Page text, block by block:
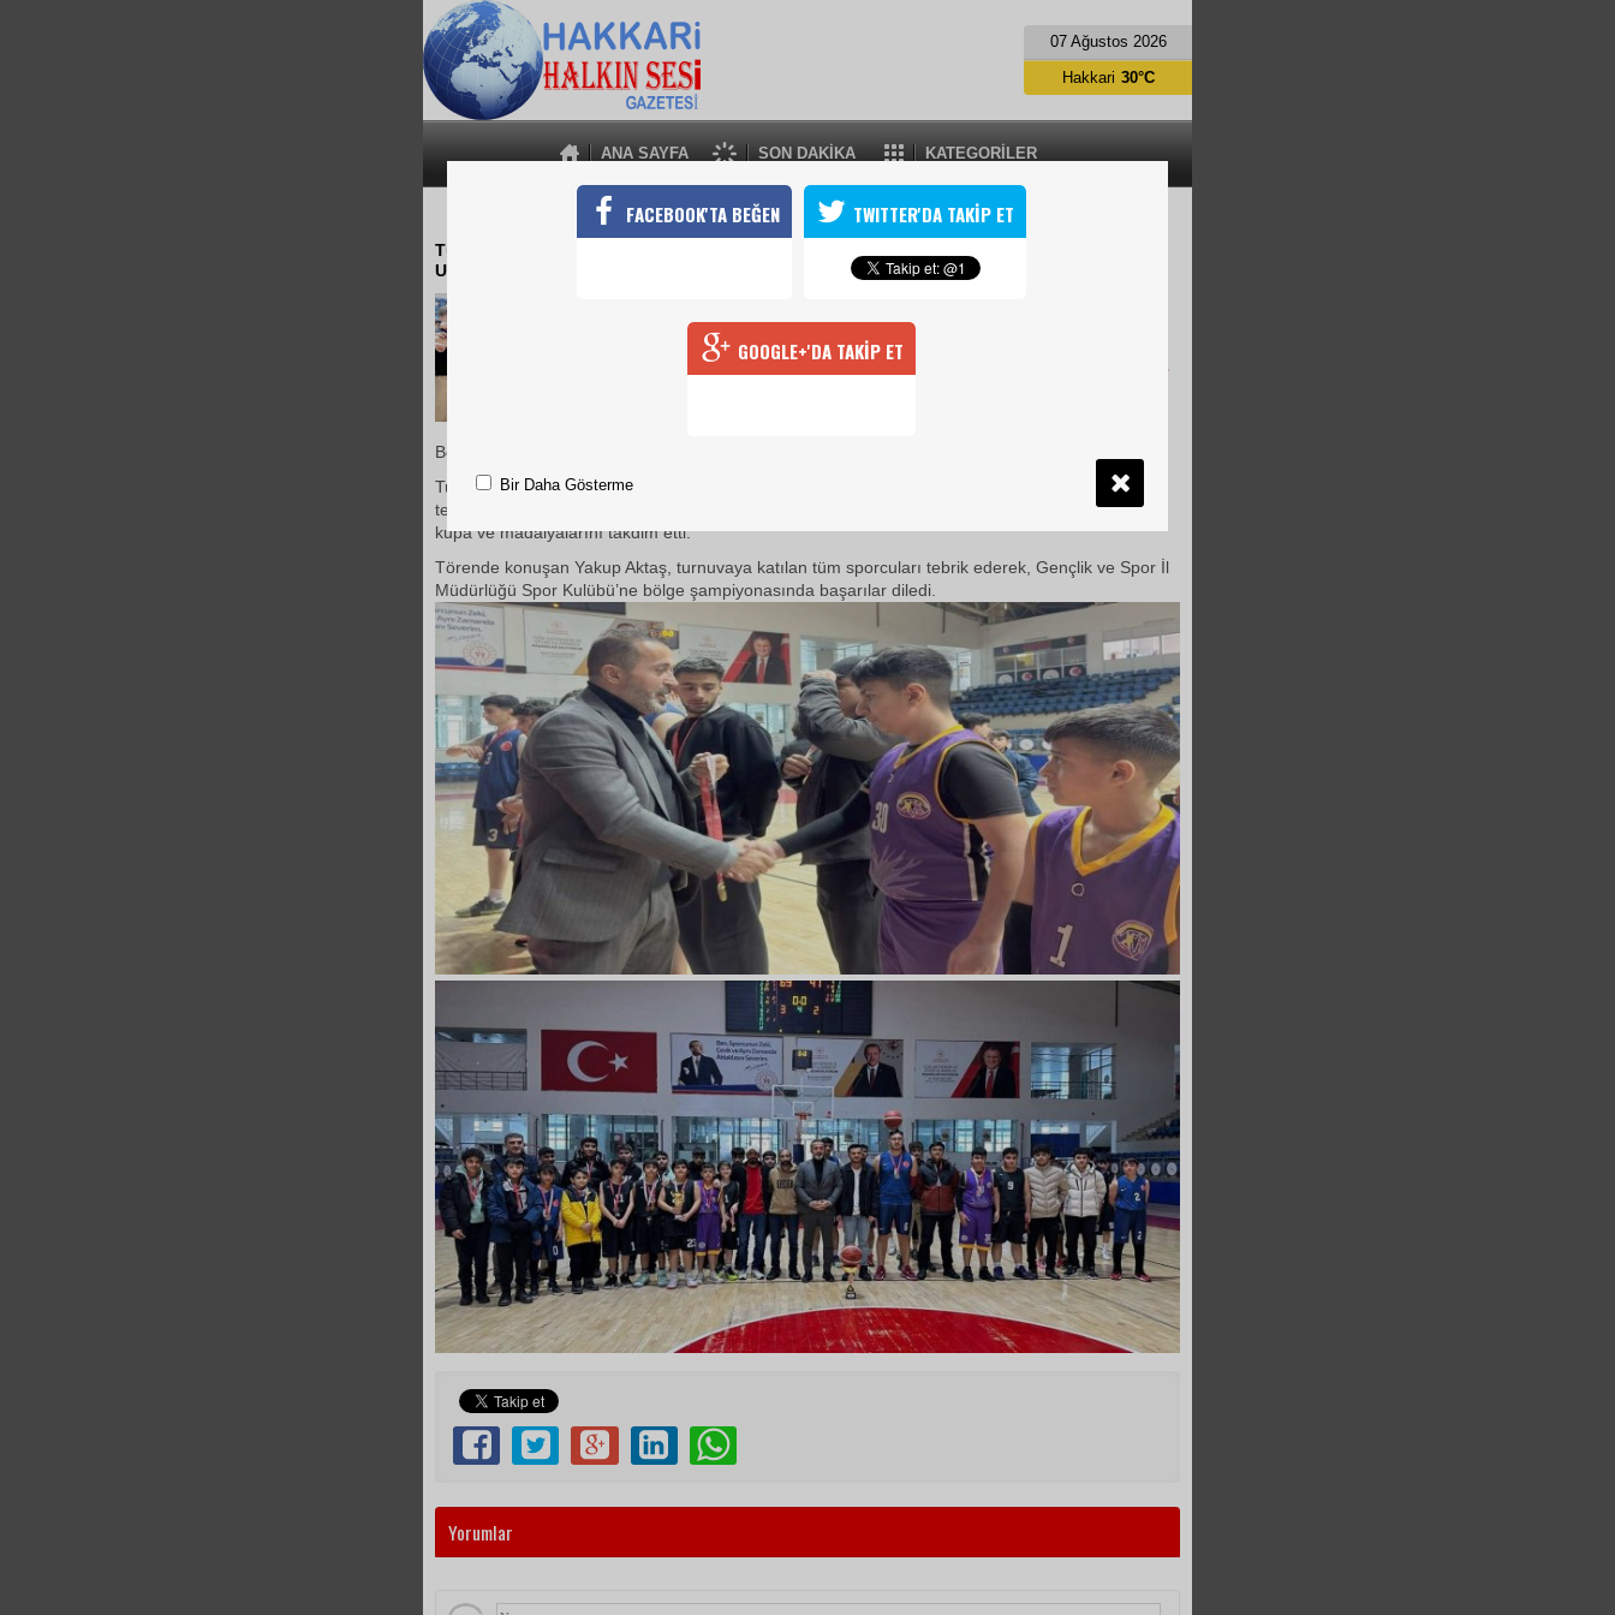
07 Ağustos 2026
ANA SAYFA SON DAKİKA KATEGORİLER
Hakkari 30°C
HAKKARİ U18 ERKEKLER BASKETBOL İL ŞAMPİYONU BELLİ OLDU
Türkiye Basketbol Federasyonu’nun altyapı faaliyetleri kapsamında düzenlenen Hakkari
U18 Erkekler Basketbol İl Birinciliği, büyük heyecana sahne oldu.
Dört kulüp ve 48 sporcunun katılımıyla gerçekleştirilen turnuvada
oynanan 6 müsabaka sonunda Gençlik ve Spor İl Müdürlüğü Spor
Bölge Şampiyonası’nda Hakkari’yi temsil etme hakkı kazandı.
Turnuva sonunda düzenlenen kupa ve madalya törenine, Türkiye Basketbol Federasyonu
temsilcisi ile AK Parti Hakkari İl Başkan Yardımcısı Yakup Aktaş katıldı. Aktaş, şampiyon takıma
kupa ve madalyalarını takdim etti.
Törende konuşan Yakup Aktaş, turnuvaya katılan tüm sporcuları tebrik ederek, Gençlik ve Spor İl
Müdürlüğü Spor Kulübü’ne bölge şampiyonasında başarılar diledi.
Yorumlar
FACEBOOK'TA BEĞEN TWITTER'DA TAKİP ET
GOOGLE+'DA TAKİP ET
Bir Daha Gösterme